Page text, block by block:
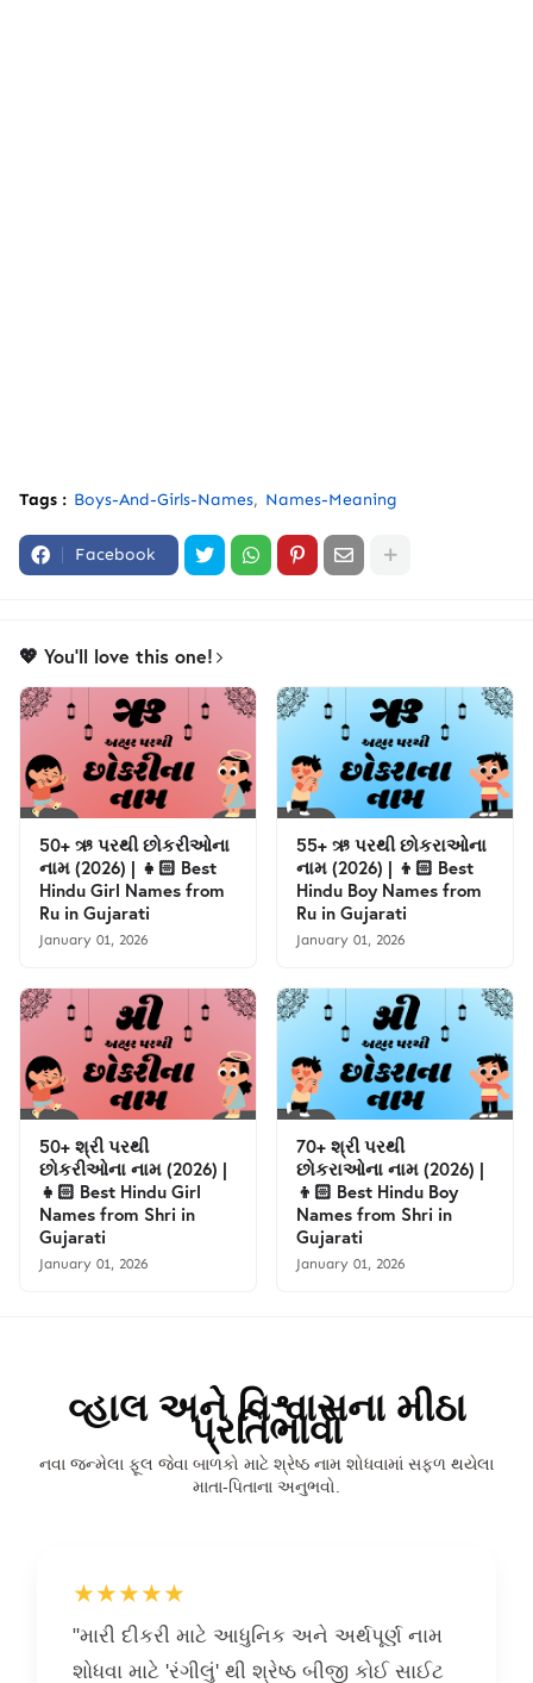
Tags : Boys-And-Girls-Names Names-Meaning
Facebook
💖 You'll love this one!
50+ ઋ પરથી છોકરીઓના
નામ (2026) | 👧🏻 Best
Hindu Girl Names from
Ru in Gujarati
January 01, 2026
55+ ઋ પરથી છોકરાઓના
નામ (2026) | 👦🏻 Best
Hindu Boy Names from
Ru in Gujarati
January 01, 2026
50+ શ્રી પરથી
છોકરીઓના નામ (2026) |
👧🏻 Best Hindu Girl
Names from Shri in
Gujarati
January 01, 2026
70+ શ્રી પરથી
છોકરાઓના નામ (2026) |
👦🏻 Best Hindu Boy
Names from Shri in
Gujarati
January 01, 2026
વ્હાલ અને વિશ્વાસના મીઠા
પ્રતિભાવો
નવા જન્મેલા ફૂલ જેવા બાળકો માટે શ્રેષ્ઠ નામ શોધવામાં સફળ થયેલા
માતા-પિતાના અનુભવો.
★★★★★
"મારી દીકરી માટે આધુનિક અને અર્થપૂર્ણ નામ
શોધવા માટે 'રંગીલું' થી શ્રેષ્ઠ બીજી કોઈ સાઈટ